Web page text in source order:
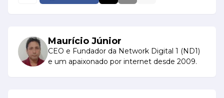
Maurício Júnior
CEO e Fundador da Network Digital 1 (ND1)
e um apaixonado por internet desde 2009.